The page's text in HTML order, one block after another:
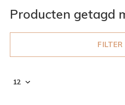
Producten getagd
FILTER